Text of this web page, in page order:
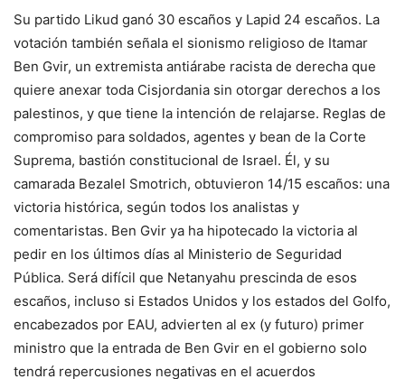
Su partido Likud ganó 30 escaños y Lapid 24 escaños. La
votación también señala el sionismo religioso de Itamar
Ben Gvir, un extremista antiárabe racista de derecha que
quiere anexar toda Cisjordania sin otorgar derechos a los
palestinos, y que tiene la intención de relajarse. Reglas de
compromiso para soldados, agentes y bean de la Corte
Suprema, bastión constitucional de Israel. Él, y su
camarada Bezalel Smotrich, obtuvieron 14/15 escaños: una
victoria histórica, según todos los analistas y
comentaristas. Ben Gvir ya ha hipotecado la victoria al
pedir en los últimos días al Ministerio de Seguridad
Pública. Será difícil que Netanyahu prescinda de esos
escaños, incluso si Estados Unidos y los estados del Golfo,
encabezados por EAU, advierten al ex (y futuro) primer
ministro que la entrada de Ben Gvir en el gobierno solo
tendrá repercusiones negativas en el acuerdos